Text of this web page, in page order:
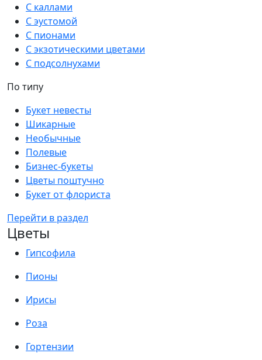
С каллами
С эустомой
С пионами
С экзотическими цветами
С подсолнухами
По типу
Букет невесты
Шикарные
Необычные
Полевые
Бизнес-букеты
Цветы поштучно
Букет от флориста
Перейти в раздел
Цветы
Гипсофила
Пионы
Ирисы
Роза
Гортензии